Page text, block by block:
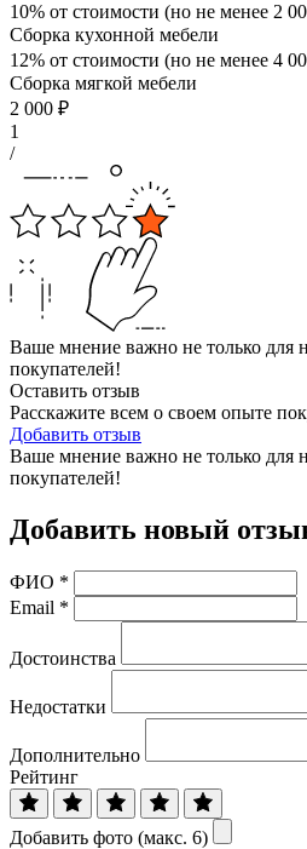
10% от стоимости (но не менее 2
Сборка кухонной мебели
12% от стоимости (но не менее 4
Сборка мягкой мебели
2 000 ₽
1
/
Ваше мнение важно не только для
покупателей!
Оставить отзыв
Расскажите всем о своем опыте
Добавить отзыв
Ваше мнение важно не только для
покупателей!
Добавить новый
ФИО *
Email *
Достоинства
Недостатки
Дополнительно
Рейтинг
Добавить фото (макс. 6)